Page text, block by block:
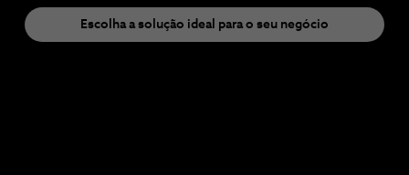
Escolha a solução ideal para o seu negócio